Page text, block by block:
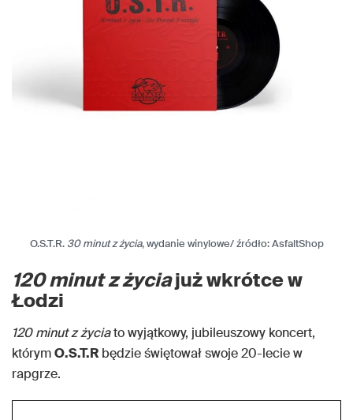
O.S.T.R. 30 minut z życia, wydanie winylowe/ źródło: AsfaltShop
120 minut z życiajuż wkrótce w
Łodzi
120 minut z życiato wyjątkowy, jubileuszowy koncert,
którymO.S.T.Rbędzie świętował swoje 20-lecie w
rapgrze.